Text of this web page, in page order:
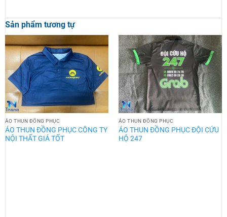
Sản phẩm tương tự
ÁO THUN ĐỒNG PHỤC
ÁO THUN ĐỒNG PHỤC CÔNG TY
NỘI THẤT GIÁ TỐT
ÁO THUN ĐỒNG PHỤC
ÁO THUN ĐỒNG PHỤC ĐỘI CỨU
HỘ 247